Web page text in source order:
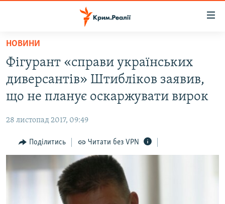
Перейти
основного
матеріалу
Перейти
до
основної
Перейти
до
пошуку
ВОДА.КРИМ
ВІДЕО ТА ФОТО
БЛОГИ
ПОГЛЯД
ВСЕ ЗА ДЕНЬ
СПЕЦПРОЕКТИ
НОВИНИ
Фігурант «справи українських
диверсантів» Штибліков заявив,
що не планує оскаржувати вирок
28 листопад 2017, 09:49
Поділитись Читати без VPN